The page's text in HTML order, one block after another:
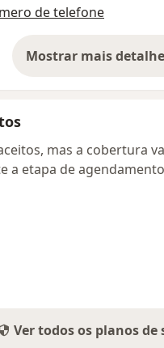
de telefone
Mostrar maissobre o
mas a cobertura
a etapa de
Ver todos os planos de